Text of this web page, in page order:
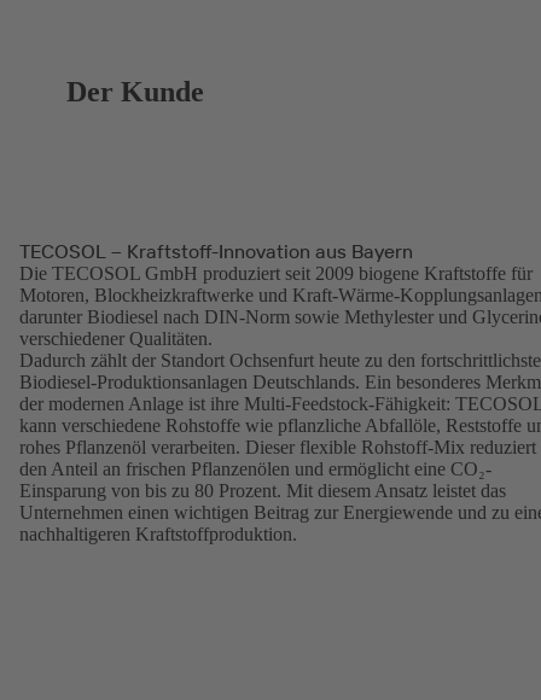
Der Kunde
TECOSOL – Kraftstoff-Innovation aus Bayern
Die TECOSOL GmbH produziert seit 2009 biogene Kraftstoffe für
Motoren, Blockheizkraftwerke und Kraft-Wärme-
darunter Biodiesel nach DIN-Norm sowie Methylester und
verschiedener Qualitäten.
Dadurch zählt der Standort Ochsenfurt heute zu den
Biodiesel-Produktionsanlagen Deutschlands. Ein besonderes
der modernen Anlage ist ihre Multi-Feedstock-Fähigkeit:
kann verschiedene Rohstoffe wie pflanzliche Abfallöle, Reststoffe
rohes Pflanzenöl verarbeiten. Dieser flexible Rohstoff-Mix reduziert
den Anteil an frischen Pflanzenölen und ermöglicht eine CO₂-
Einsparung von bis zu 80 Prozent. Mit diesem Ansatz leistet das
Unternehmen einen wichtigen Beitrag zur Energiewende und zu
nachhaltigeren Kraftstoffproduktion.